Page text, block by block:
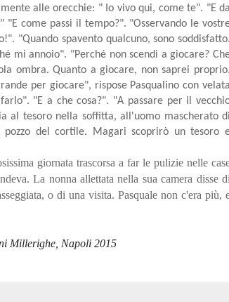
alle orecchie: " Io vivo qui, come te". "E da
come passi il tempo?". "Osservando le
"Quando spavento qualcuno, sono soddisfatto.
mi annoio". "Perché non scendi a giocare?
ombra. Quanto a giocare, non saprei proprio.
per giocare", rispose Pasqualino con velata
"E a che cosa?". "A passare per il
al tesoro nella soffitta, all'uomo mascherato di
del cortile. Magari scoprirò un tesoro
giornata trascorsa a far le pulizie nelle
La nonna allettata nella sua camera disse di
o di una visita. Pasquale non c'era più,
Millerighe, Napoli 2015